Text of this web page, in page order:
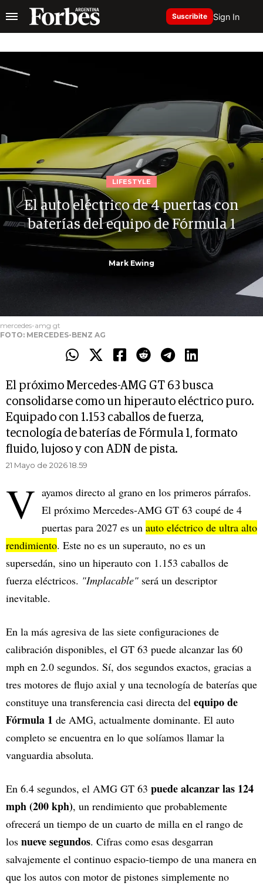
Suscribite Sign In
LIFESTYLE
El auto eléctrico de 4 puertas con
baterías del equipo de Fórmula 1
Mark Ewing
mercedes-amg gt
FOTO: MERCEDES-BENZ AG
El próximo Mercedes-AMG GT 63 busca
consolidarse como un hiperauto eléctrico puro.
Equipado con 1.153 caballos de fuerza,
tecnología de baterías de Fórmula 1, formato
fluido, lujoso y con ADN de pista.
21 Mayo de 2026 18.59
V ayamos directo al grano en los primeros párrafos.
El próximo Mercedes-AMG GT 63 coupé de 4
puertas para 2027 es un auto eléctrico de ultra alto
rendimiento. Este no es un superauto, no es un
supersedán, sino un hiperauto con 1.153 caballos de
fuerza eléctricos. "Implacable" será un descriptor
inevitable.
En la más agresiva de las siete configuraciones de
calibración disponibles, el GT 63 puede alcanzar las 60
mph en 2.0 segundos. Sí, dos segundos exactos, gracias a
tres motores de flujo axial y una tecnología de baterías que
constituye una transferencia casi directa del equipo de
Fórmula 1 de AMG, actualmente dominante. El auto
completo se encuentra en lo que solíamos llamar la
vanguardia absoluta.
En 6.4 segundos, el AMG GT 63 puede alcanzar las 124
mph (200 kph), un rendimiento que probablemente
ofrecerá un tiempo de un cuarto de milla en el rango de
los nueve segundos. Cifras como esas desgarran
salvajemente el continuo espacio-tiempo de una manera en
que los autos con motor de pistones simplemente no